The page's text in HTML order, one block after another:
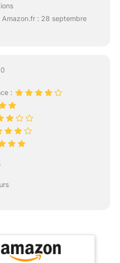
Amazon.fr : 28 septembre
: